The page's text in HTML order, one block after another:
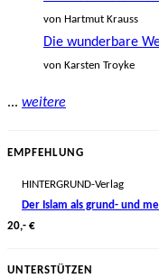
von Hartmut Krauss
Die wunderbare
von Karsten Troyke
... weitere
EMPFEHLUNG
HINTERGRUND-Verlag
Der Islam als grund- und
20,- €
UNTERSTÜTZEN